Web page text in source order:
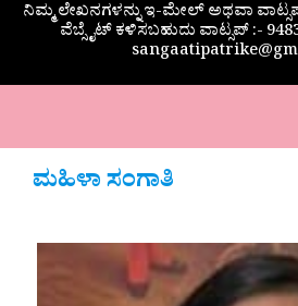
ನಿಮ್ಮ ಲೇಖನಗಳನ್ನು ಇ-ಮೇಲ್ ಅಥವಾ
ವೆಬ್ಸೈಟ್ ಕಳಿಸಬಹುದು ವಾಟ್ಸಪ್‌ :-
ಮಹಿಳಾ ಸಂಗಾತಿ